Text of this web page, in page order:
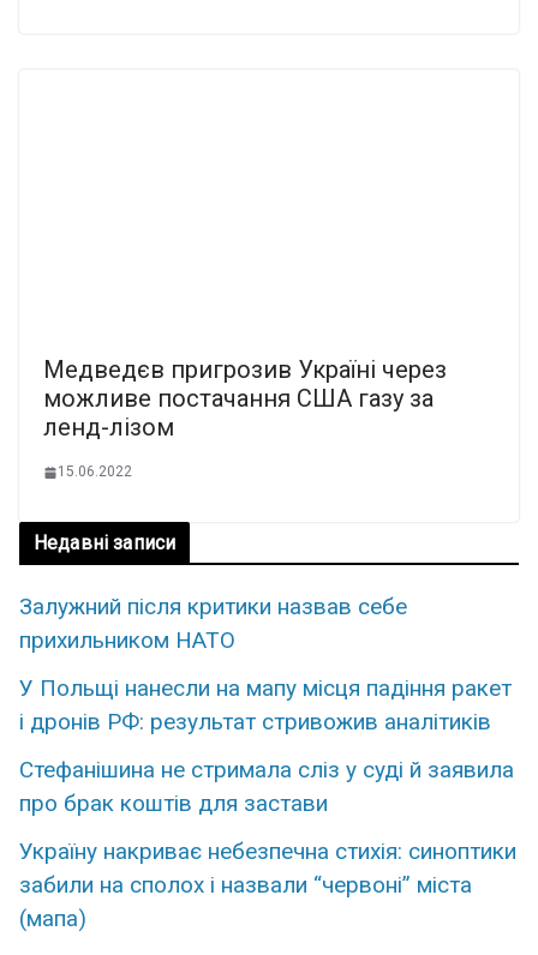
Медведєв пригрозив Україні через
можливе постачання США газу за
ленд-лізом
15.06.2022
Недавні записи
Залужний після критики назвав себе
прихильником НАТО
У Польщі нанесли на мапу місця падіння ракет
і дронів РФ: результат стривожив аналітиків
Стефанішина не стримала сліз у суді й заявила
про брак коштів для застави
Україну накриває небезпечна стихія: синоптики
забили на сполох і назвали “червоні” міста
(мапа)